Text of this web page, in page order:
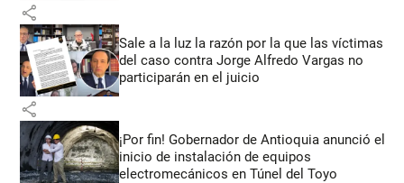
share
Sale a la luz la razón por la que las víctimas
del caso contra Jorge Alfredo Vargas no
participarán en el juicio
share
¡Por fin! Gobernador de Antioquia anunció el
inicio de instalación de equipos
electromecánicos en Túnel del Toyo